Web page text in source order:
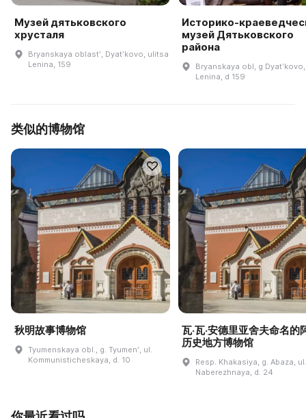
Музей дятьковского
хрусталя
Bryanskaya oblastʹ, Dyatʹkovo, ulitsa
Lenina, 159
Историко-
музей Дятьковского
района
Bryanskaya obl, g
Lenina, d 159
类似的博物馆
秋明故事博物馆
Tyumenskaya obl., g. Tyumenʹ, ul.
Kommunisticheskaya, d. 10
瓦·瓦·安德里亚舍夫命名的
历史地方博物馆
Resp. Khakasiya, g. Abaza, ul.
Naberezhnaya, d. 24